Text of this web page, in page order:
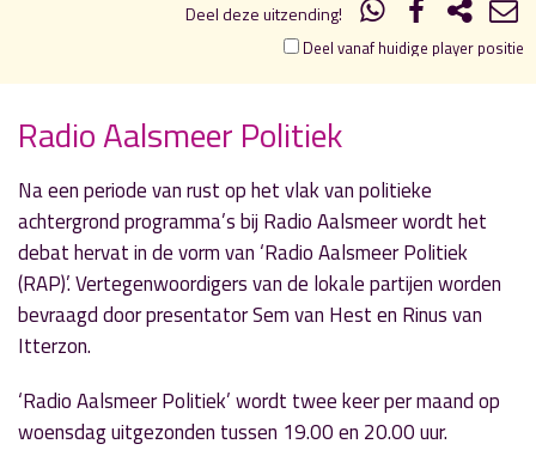
Deel deze uitzending!
Deel vanaf huidige player positie
Radio Aalsmeer Politiek
Na een periode van rust op het vlak van politieke
achtergrond programma’s bij Radio Aalsmeer wordt het
debat hervat in de vorm van ‘Radio Aalsmeer Politiek
(RAP)’. Vertegenwoordigers van de lokale partijen worden
bevraagd door presentator Sem van Hest en Rinus van
Itterzon.
‘Radio Aalsmeer Politiek’ wordt twee keer per maand op
woensdag uitgezonden tussen 19.00 en 20.00 uur.